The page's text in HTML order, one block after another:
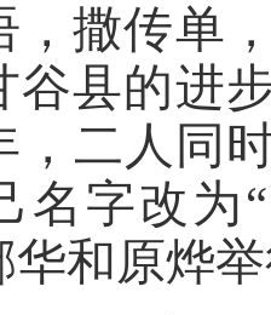
，撒传单
谷县的进
，二人同
名字改为
华和原烨